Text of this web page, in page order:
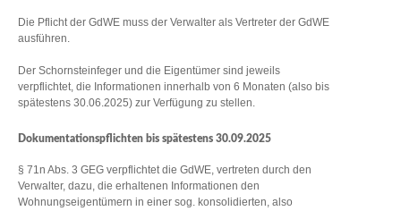
Die Pflicht der GdWE muss der Verwalter als Vertreter der GdWE
ausführen.
Der Schornsteinfeger und die Eigentümer sind jeweils
verpflichtet, die Informationen innerhalb von 6 Monaten (also bis
spätestens 30.06.2025) zur Verfügung zu stellen.
Dokumentationspflichten bis spätestens 30.09.2025
§ 71n Abs. 3 GEG verpflichtet die GdWE, vertreten durch den
Verwalter, dazu, die erhaltenen Informationen den
Wohnungseigentümern in einer sog. konsolidierten, also